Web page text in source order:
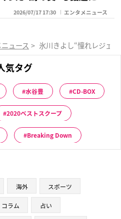
2026/07/17 17:30 エンタメニュース
ュース > 氷川きよし“憧れレジェ
気タグ
水谷豊 CD-BOX
2020ベストスクープ
Breaking Down
海外 スポーツ
コラム 占い